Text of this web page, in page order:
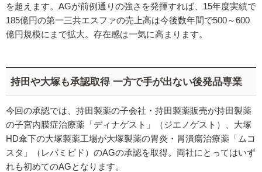
を超えます。AGが前例通りの強さを発揮すれば、15年度実績で
185億円の第一三共エスファの売上高は今後数年間で500～600
億円規模にまで拡大。存在感は一気に高まります。
持田や大塚も承認取得 一方で手が出ない後発品専業
今回の承認では、持田製薬の子会社・持田製薬販売が持田製薬
の子宮内膜症治療薬「ディナゲスト」（ジエノゲスト）、大塚
HD傘下の大塚製薬工場が大塚製薬の胃炎・胃潰瘍治療薬「ムコ
スタ」（レバミピド）のAGの承認を取得。両社にとってはいず
れも初めてのAGとなります。